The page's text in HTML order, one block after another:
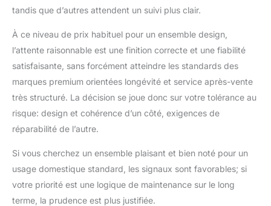
tandis que d’autres attendent un suivi plus clair.
À ce niveau de prix habituel pour un ensemble design,
l’attente raisonnable est une finition correcte et une fiabilité
satisfaisante, sans forcément atteindre les standards des
marques premium orientées longévité et service après-vente
très structuré. La décision se joue donc sur votre tolérance au
risque: design et cohérence d’un côté, exigences de
réparabilité de l’autre.
Si vous cherchez un ensemble plaisant et bien noté pour un
usage domestique standard, les signaux sont favorables; si
votre priorité est une logique de maintenance sur le long
terme, la prudence est plus justifiée.